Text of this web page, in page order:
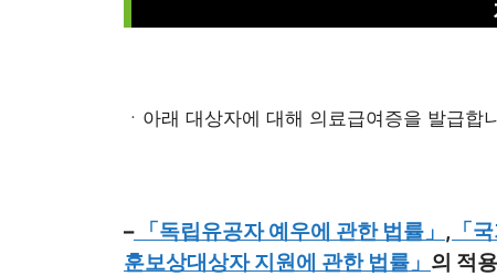
ㆍ아래 대상자에 대해 의료급여증을 발급합
–「독립유공자 예우에 관한 법률」 , 「
훈보상대상자 지원에 관한 법률」 의 적